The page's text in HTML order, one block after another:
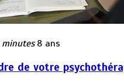
8 ans
de votre